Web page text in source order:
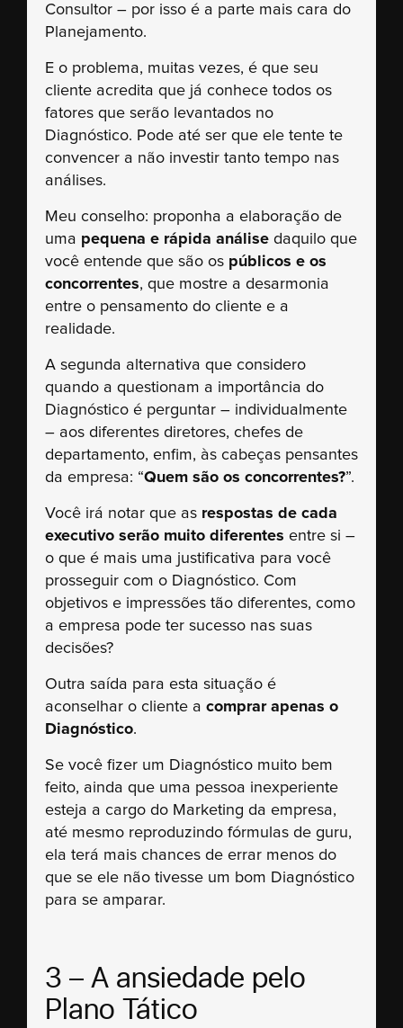
Consultor – por isso é a parte mais cara do
Planejamento.
E o problema, muitas vezes, é que seu
cliente acredita que já conhece todos os
fatores que serão levantados no
Diagnóstico. Pode até ser que ele tente te
convencer a não investir tanto tempo nas
análises.
Meu conselho: proponha a elaboração de
uma pequena e rápida análise daquilo que
você entende que são os públicos e os
concorrentes, que mostre a desarmonia
entre o pensamento do cliente e a
realidade.
A segunda alternativa que considero
quando a questionam a importância do
Diagnóstico é perguntar – individualmente
– aos diferentes diretores, chefes de
departamento, enfim, às cabeças pensantes
da empresa: “Quem são os concorrentes?”.
Você irá notar que as respostas de cada
executivo serão muito diferentes entre si –
o que é mais uma justificativa para você
prosseguir com o Diagnóstico. Com
objetivos e impressões tão diferentes, como
a empresa pode ter sucesso nas suas
decisões?
Outra saída para esta situação é
aconselhar o cliente a comprar apenas o
Diagnóstico.
Se você fizer um Diagnóstico muito bem
feito, ainda que uma pessoa inexperiente
esteja a cargo do Marketing da empresa,
até mesmo reproduzindo fórmulas de guru,
ela terá mais chances de errar menos do
que se ele não tivesse um bom Diagnóstico
para se amparar.
3 – A ansiedade pelo
Plano Tático